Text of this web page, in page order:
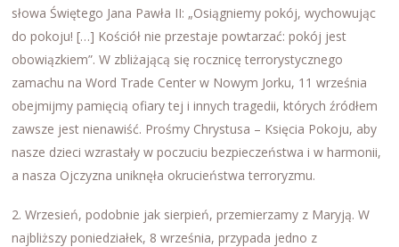
słowa Świętego Jana Pawła II: „Osiągniemy pokój, wychowując
do pokoju! […] Kościół nie przestaje powtarzać: pokój jest
obowiązkiem”. W zbliżającą się rocznicę terrorystycznego
zamachu na Word Trade Center w Nowym Jorku, 11 września
obejmijmy pamięcią ofiary tej i innych tragedii, których źródłem
zawsze jest nienawiść. Prośmy Chrystusa – Księcia Pokoju, aby
nasze dzieci wzrastały w poczuciu bezpieczeństwa i w harmonii,
a nasza Ojczyzna uniknęła okrucieństwa terroryzmu.
2. Wrzesień, podobnie jak sierpień, przemierzamy z Maryją. W
najbliższy poniedziałek, 8 września, przypada jedno z